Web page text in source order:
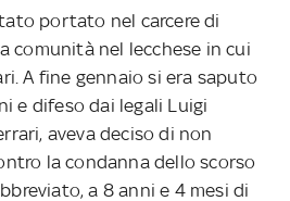
portato nel carcere di
comunità nel lecchese in cui
A fine gennaio si era saputo
e difeso dai legali Luigi
aveva deciso di non
la condanna dello scorso
a 8 anni e 4 mesi di